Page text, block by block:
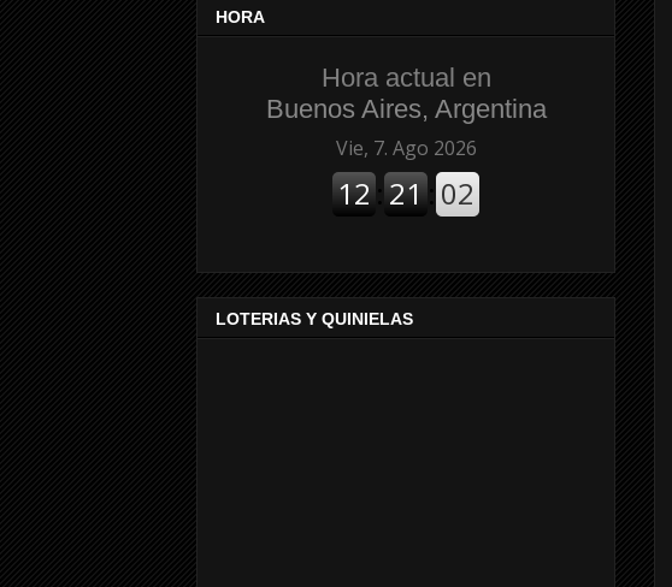
HORA
Hora actual en
Buenos Aires, Argentina
LOTERIAS Y QUINIELAS